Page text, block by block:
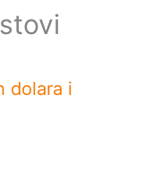
dolara i